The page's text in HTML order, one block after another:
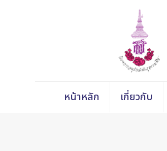
หน้าหลัก เกี่ยวกับ